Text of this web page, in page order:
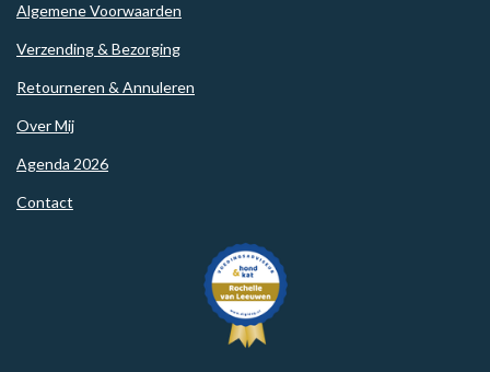
Algemene Voorwaarden
Verzending & Bezorging
Retourneren & Annuleren
Over Mij
Agenda 2026
Contact